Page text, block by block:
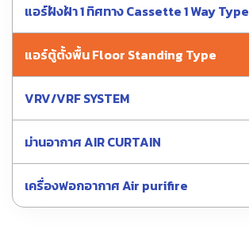
แอร์ฝังฝ้า 1 ทิศทาง Cassette 1 Way Type
แอร์ตู้ตั้งพื้น Floor Standing Type
VRV/VRF SYSTEM
ม่านอากาศ AIR CURTAIN
เครื่องฟอกอากาศ Air purifire